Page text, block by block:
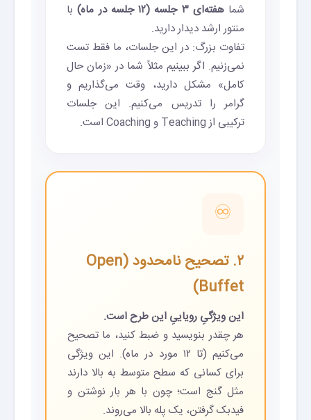
شماهفته‌ای ۳ جلسه (۱۲ جلسه در ماه)
با
منتور ارشد دیدار دارید.
تفاوت بزرگ: در این جلسات، ما فقط تست
نمی‌زنیم. اگر ببینیم مثلاََ شما در «زمان حال
کامل» مشکل دارید، وقت می‌گذاریم و
گرامر را تدریس می‌کنیم. این جلسات
ترکیبی از Teaching و Coaching است.
♾️
۲. تصحیح نامحدود (Open
Buffet)
این ویژگیِ رویاییِ این طرح است.
هر چقدر بنویسید و ضبط کنید، ما تصحیح
می‌کنیم (تا ۱۲ مورد در ماه). این ویژگی
برای کسانی که سطح متوسط به بالا دارند
مثل گنج است؛ چون با هر بار نوشتن و
فیدبک گرفتن، یک پله بالا می‌روند.